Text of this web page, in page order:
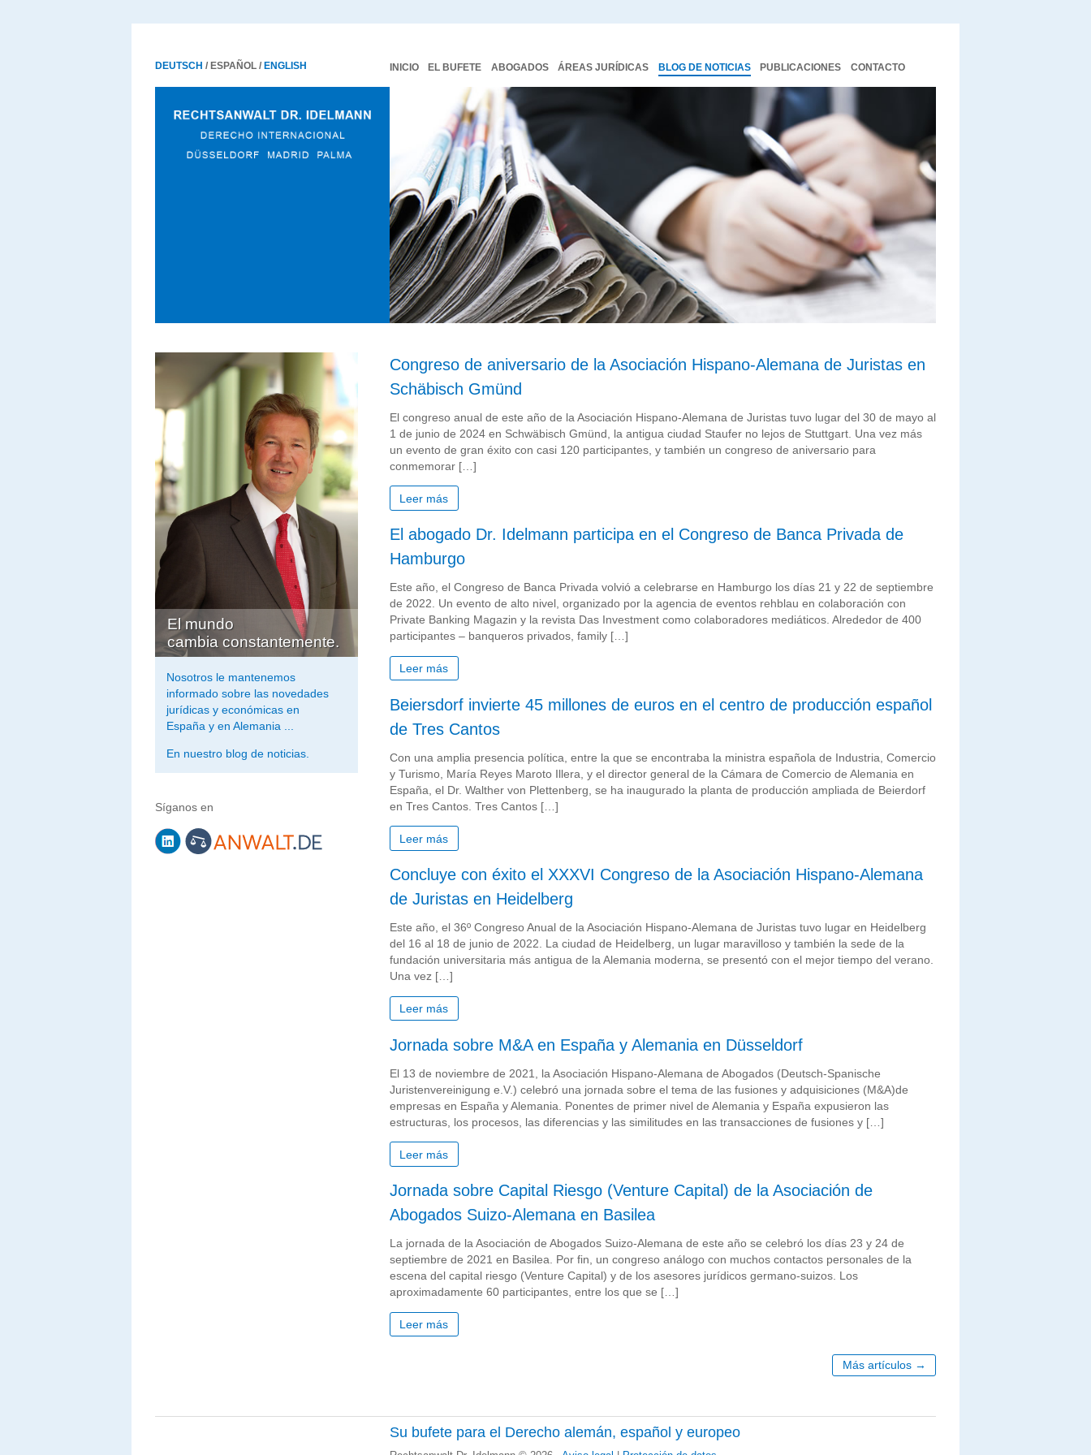
DEUTSCH / ESPAÑOL / ENGLISH INICIO EL BUFETE ABOGADOS ÁREAS JURÍDICAS BLOG DE NOTICIAS PUBLICACIONES CONTACTO
Congreso de aniversario de la Asociación Hispano-Alemana de Juristas en
Schäbisch Gmünd
El congreso anual de este año de la Asociación Hispano-Alemana de Juristas tuvo lugar del 30 de mayo al
1 de junio de 2024 en Schwäbisch Gmünd, la antigua ciudad Staufer no lejos de Stuttgart. Una vez más
un evento de gran éxito con casi 120 participantes, y también un congreso de aniversario para
conmemorar […]
Leer más
El abogado Dr. Idelmann participa en el Congreso de Banca Privada de
Hamburgo
Este año, el Congreso de Banca Privada volvió a celebrarse en Hamburgo los días 21 y 22 de septiembre
de 2022. Un evento de alto nivel, organizado por la agencia de eventos rehblau en colaboración con
Private Banking Magazin y la revista Das Investment como colaboradores mediáticos. Alrededor de 400
participantes – banqueros privados, family […]
Leer más
Beiersdorf invierte 45 millones de euros en el centro de producción español
de Tres Cantos
Con una amplia presencia política, entre la que se encontraba la ministra española de Industria, Comercio
y Turismo, María Reyes Maroto Illera, y el director general de la Cámara de Comercio de Alemania en
España, el Dr. Walther von Plettenberg, se ha inaugurado la planta de producción ampliada de Beierdorf
en Tres Cantos. Tres Cantos […]
Leer más
Concluye con éxito el XXXVI Congreso de la Asociación Hispano-Alemana
de Juristas en Heidelberg
Este año, el 36º Congreso Anual de la Asociación Hispano-Alemana de Juristas tuvo lugar en Heidelberg
del 16 al 18 de junio de 2022. La ciudad de Heidelberg, un lugar maravilloso y también la sede de la
fundación universitaria más antigua de la Alemania moderna, se presentó con el mejor tiempo del verano.
Una vez […]
Leer más
Jornada sobre M&A en España y Alemania en Düsseldorf
El 13 de noviembre de 2021, la Asociación Hispano-Alemana de Abogados (Deutsch-Spanische
Juristenvereinigung e.V.) celebró una jornada sobre el tema de las fusiones y adquisiciones (M&A)de
empresas en España y Alemania. Ponentes de primer nivel de Alemania y España expusieron las
estructuras, los procesos, las diferencias y las similitudes en las transacciones de fusiones y […]
Leer más
Jornada sobre Capital Riesgo (Venture Capital) de la Asociación de
Abogados Suizo-Alemana en Basilea
La jornada de la Asociación de Abogados Suizo-Alemana de este año se celebró los días 23 y 24 de
septiembre de 2021 en Basilea. Por fin, un congreso análogo con muchos contactos personales de la
escena del capital riesgo (Venture Capital) y de los asesores jurídicos germano-suizos. Los
aproximadamente 60 participantes, entre los que se […]
Leer más
Más artículos →
El mundo
cambia constantemente.
Nosotros le mantenemos
informado sobre las novedades
jurídicas y económicas en
España y en Alemania ...
En nuestro blog de noticias.
Síganos en
Su bufete para el Derecho alemán, español y europeo